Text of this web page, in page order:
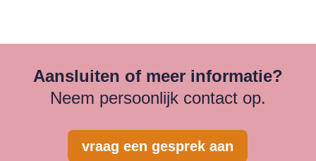
Aansluiten of meer informatie?
Neem persoonlijk contact op.
vraag een gesprek aan